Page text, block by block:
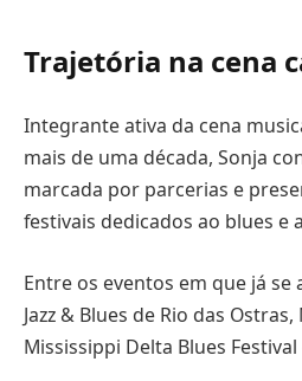
Trajetória na cena
Integrante ativa da cena
mais de uma década, Sonja
marcada por parcerias e
festivais dedicados ao blues e
Entre os eventos em que já
Jazz & Blues de Rio das Ostras,
Mississippi Delta Blues